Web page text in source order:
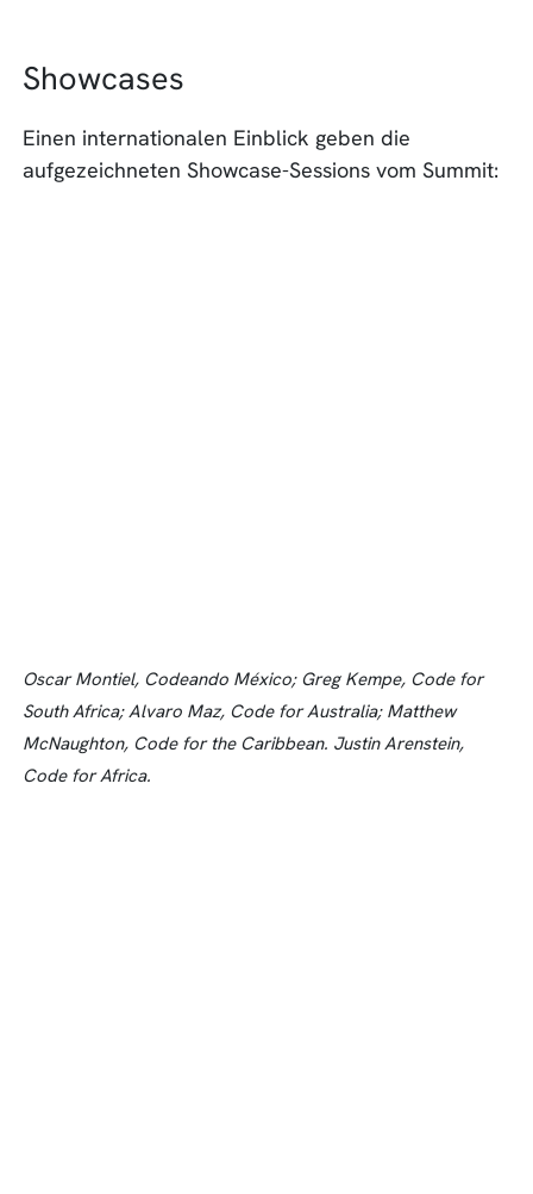
Showcases
Einen internationalen Einblick geben die
aufgezeichneten Showcase-Sessions vom Summit:
Oscar Montiel, Codeando México; Greg Kempe, Code for
South Africa; Alvaro Maz, Code for Australia; Matthew
McNaughton, Code for the Caribbean. Justin Arenstein,
Code for Africa.